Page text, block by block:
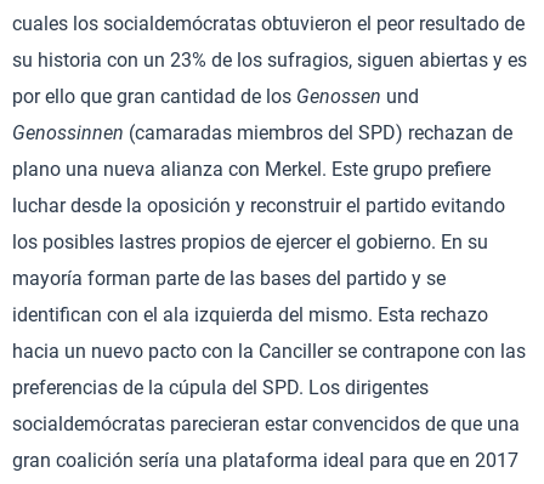
cuales los socialdemócratas obtuvieron el peor resultado de
su historia con un 23% de los sufragios, siguen abiertas y es
por ello que gran cantidad de los Genossen und
Genossinnen (camaradas miembros del SPD) rechazan de
plano una nueva alianza con Merkel. Este grupo prefiere
luchar desde la oposición y reconstruir el partido evitando
los posibles lastres propios de ejercer el gobierno. En su
mayoría forman parte de las bases del partido y se
identifican con el ala izquierda del mismo. Esta rechazo
hacia un nuevo pacto con la Canciller se contrapone con las
preferencias de la cúpula del SPD. Los dirigentes
socialdemócratas parecieran estar convencidos de que una
gran coalición sería una plataforma ideal para que en 2017